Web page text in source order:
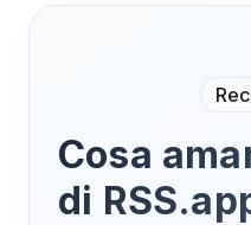
Cosa
di